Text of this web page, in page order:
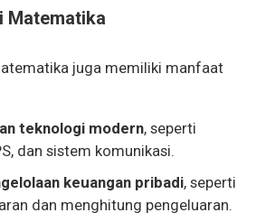
Matematika
juga memiliki manfaat
teknologi modern, seperti
dan sistem komunikasi.
keuangan pribadi, seperti
dan menghitung pengeluaran.